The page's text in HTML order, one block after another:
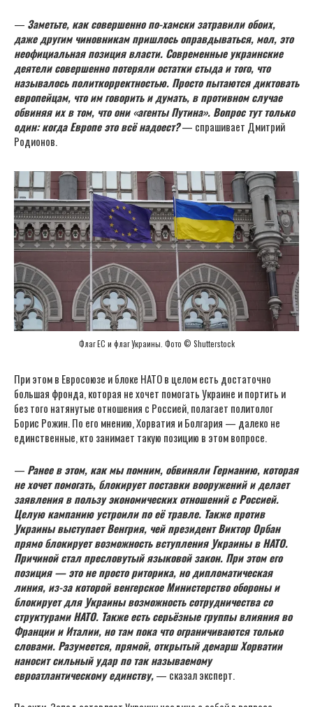
— Заметьте, как совершенно по-хамски затравили обоих,
даже другим чиновникам пришлось оправдываться, мол, это
неофициальная позиция власти. Современные украинские
деятели совершенно потеряли остатки стыда и того, что
называлось политкорректностью. Просто пытаются диктовать
европейцам, что им говорить и думать, в противном случае
обвиняя их в том, что они «агенты Путина». Вопрос тут только
один: когда Европе это всё надоест?— спрашивает Дмитрий
Родионов.
Флаг ЕС и флаг Украины. Фото © Shutterstock
При этом в Евросоюзе и блоке НАТО в целом есть достаточно
большая фронда, которая не хочет помогать Украине и портить и
без того натянутые отношения с Россией, полагает политолог
Борис Рожин. По его мнению, Хорватия и Болгария — далеко не
единственные, кто занимает такую позицию в этом вопросе.
— Ранее в этом, как мы помним, обвиняли Германию, которая
не хочет помогать, блокирует поставки вооружений и делает
заявления в пользу экономических отношений с Россией.
Целую кампанию устроили по её травле. Также против
Украины выступает Венгрия, чей президент Виктор Орбан
прямо блокирует возможность вступления Украины в НАТО.
Причиной стал пресловутый языковой закон. При этом его
позиция — это не просто риторика, но дипломатическая
линия, из-за которой венгерское Министерство обороны и
блокирует для Украины возможность сотрудничества со
структурами НАТО. Также есть серьёзные группы влияния во
Франции и Италии, но там пока что ограничиваются только
словами. Разумеется, прямой, открытый демарш Хорватии
наносит сильный удар по так называемому
евроатлантическому единству,— сказал эксперт.